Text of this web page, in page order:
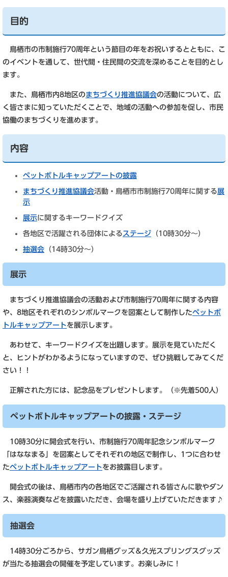
目的
鳥栖市の市制施行70周年という節目の年をお祝いするとともに、こ
のイベントを通して、世代間・住民間の交流を深めることを目的とし
ます。
また、鳥栖市内8地区のまちづくり推進協議会の活動について、広
く皆さまに知っていただくことで、地域の活動への参加を促し、市民
協働のまちづくりを進めます。
内容
ペットボトルキャップアートの披露
まちづくり推進協議会活動・鳥栖市市制施行70周年に関する展
示
展示に関するキーワードクイズ
各地区で活躍される団体によるステージ （10時30分～）
抽選会 （14時30分～）
展示
まちづくり推進協議会の活動および市制施行70周年に関する内容
や、8地区それぞれのシンボルマークを図案として制作したペットボ
トルキャップアートを展示します。
あわせて、キーワードクイズを出題します。展示を見ていただく
と、ヒントがわかるようになっていますので、ぜひ挑戦してみてくだ
さい！！
正解された方には、記念品をプレゼントします。（※先着500人）
ペットボトルキャップアートの披露・ステージ
10時30分に開会式を行い、市制施行70周年記念シンボルマーク
「はななまる」を図案としてそれぞれの地区で制作し、1つに合わせ
たペットボトルキャップアートをお披露目します。
開会式の後は、鳥栖市内の各地区でご活躍される皆さんに歌やダン
ス、楽器演奏などを披露いただき、会場を盛り上げていただきます♪
抽選会
14時30分ごろから、サガン鳥栖グッズ＆久光スプリングスグッズ
が当たる抽選会の開催を予定しています。お楽しみに！